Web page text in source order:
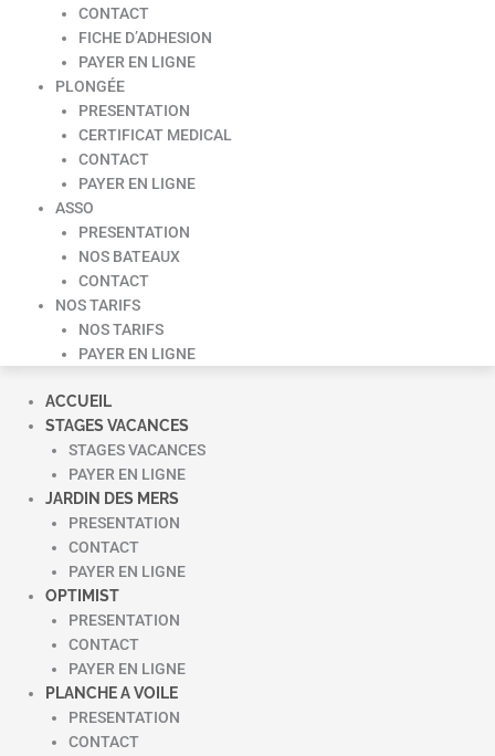
CONTACT
FICHE D’ADHESION
PAYER EN LIGNE
PLONGÉE
PRESENTATION
CERTIFICAT MEDICAL
CONTACT
PAYER EN LIGNE
ASSO
PRESENTATION
NOS BATEAUX
CONTACT
NOS TARIFS
NOS TARIFS
PAYER EN LIGNE
ACCUEIL
STAGES VACANCES
STAGES VACANCES
PAYER EN LIGNE
JARDIN DES MERS
PRESENTATION
CONTACT
PAYER EN LIGNE
OPTIMIST
PRESENTATION
CONTACT
PAYER EN LIGNE
PLANCHE A VOILE
PRESENTATION
CONTACT